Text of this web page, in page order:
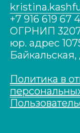
+7 916 619 67
ОГРНИП
юр. адрес
Байкальская,
Политика в